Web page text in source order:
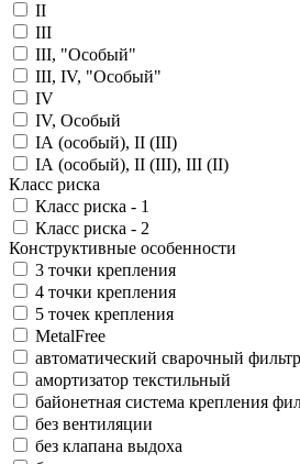
II
III
III, "Особый"
III, IV, "Особый"
IV
IV, Особый
IА (особый), II (III)
IА (особый), II (III), III (II)
Класс риска
Класс риска - 1
Класс риска - 2
Конструктивные особенности
3 точки крепления
4 точки крепления
5 точек крепления
MetalFree
автоматический сварочный
амортизатор текстильный
байонетная система крепления
без вентиляции
без клапана выдоха